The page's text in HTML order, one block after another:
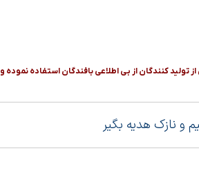
کنندگان از بی اطلاعی بافندگان استفاده نموده و
و نازک هدیه بگیر